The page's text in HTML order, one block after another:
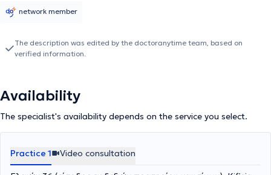
πολυποδεκτομή , ορθοσιγμοειδοσκόπηση , τοποθέτηση
εξειδικευμένου νοσηλευτικού προσωπικού , για την ασφάλεια του
ασθενούς. Η κ. Ανδριανάκου είναι απόφοιτος της Ιατρικής Σχολής
Bourgogne και έλαβε τον τίτλο της Γενικής Ιατρικής. Το 2015
ολοκλήρωσε επιτυχώς το Μεταπτυχιακό δίπλωμα « Ιδιοπαθείς
Φλεγμονώδεις Νόσοι του Εντέρου» του Πανεπιστημίου της Lille
και του Πανεπιστημίου Sorbonne - Université Pierre- et-Marie-
την ειδίκευσή της στη Γαστρεντερολογία – Ηπατολογία στο Γενικό
Νοσοκομείο Αθηνών "Γ. ΓΕΝΝΗΜΑΤΑΣ". Το 2020 ολοκλήρωσε
network member
The description was edited by the doctoranytime team, based on
verified information.
Availability
The specialist's availability depends on the service you select.
Practice 1 Video consultation